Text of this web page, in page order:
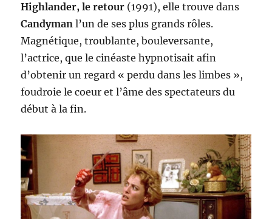
Highlander, le retour (1991), elle trouve dans
Candyman l’un de ses plus grands rôles.
Magnétique, troublante, bouleversante,
l’actrice, que le cinéaste hypnotisait afin
d’obtenir un regard « perdu dans les limbes »,
foudroie le coeur et l’âme des spectateurs du
début à la fin.